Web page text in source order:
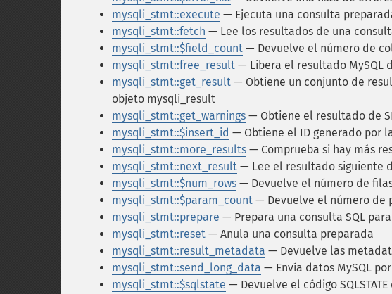
mysqli_stmt::execute — Ejecuta una consulta
mysqli_stmt::fetch — Lee los resultados de una
mysqli_stmt::$field_count — Devuelve el número de
mysqli_stmt::free_result — Libera el resultado MySQL
mysqli_stmt::get_result — Obtiene un conjunto de
objeto mysqli_result
mysqli_stmt::get_warnings — Obtiene el resultado de
mysqli_stmt::$insert_id — Obtiene el ID generado por
mysqli_stmt::more_results — Comprueba si hay más
mysqli_stmt::next_result — Lee el resultado siguiente
mysqli_stmt::$num_rows — Devuelve el número de
mysqli_stmt::$param_count — Devuelve el número de
mysqli_stmt::prepare — Prepara una consulta SQL
mysqli_stmt::reset — Anula una consulta preparada
mysqli_stmt::result_metadata — Devuelve las
mysqli_stmt::send_long_data — Envía datos MySQL
mysqli_stmt::$sqlstate — Devuelve el código